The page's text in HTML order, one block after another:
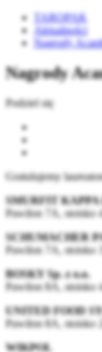
TAROPAK
Aktualności
Nagrody
Nagrody
Podziel się
Gratulujemy
SMURFIT
Pawilon 7A, stoisko
SCHUMACHER
Pawilon 7A, stoisko
BOSKY Sp. z o.o.
Pawilon 8A, stoisko
UNITED FOOD
Pawilon 8A, stoisko
WIKPOL